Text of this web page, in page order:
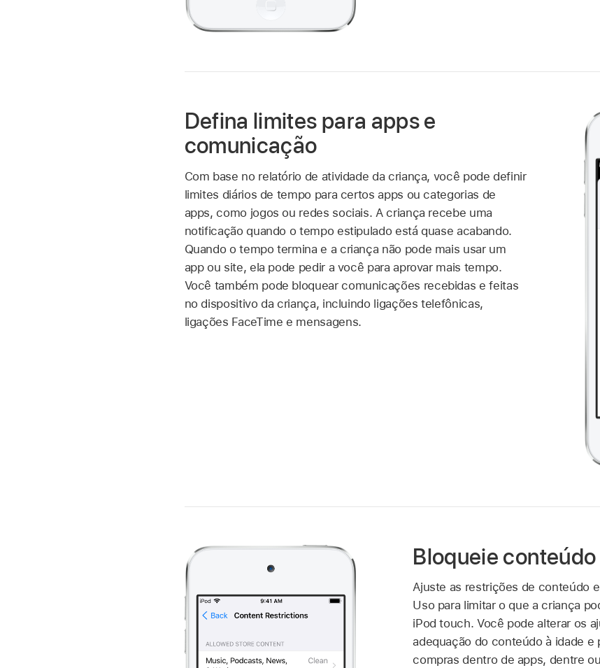
Defina limites para apps e
comunicação
Com base no relatório de atividade da criança, você pode definir
limites diários de tempo para certos apps ou categorias de
apps, como jogos ou redes sociais. A criança recebe uma
notificação quando o tempo estipulado está quase acabando.
Quando o tempo termina e a criança não pode mais usar um
app ou site, ela pode pedir a você para aprovar mais tempo.
Você também pode bloquear comunicações recebidas e feitas
no dispositivo da criança, incluindo ligações telefônicas,
ligações FaceTime e mensagens.
Bloqueie
Ajuste as restrições de conteúdo
Uso para limitar o que a criança
iPod touch. Você pode alterar os
adequação do conteúdo à idade e
compras dentro de apps, dentre